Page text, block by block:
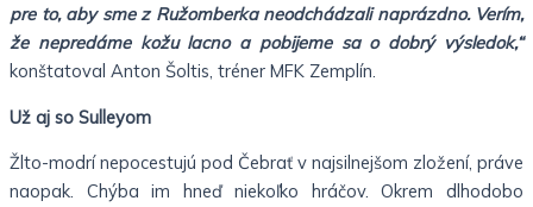
pre to, aby sme z Ružomberka neodchádzali naprázdno. Verím,
že nepredáme kožu lacno a pobijeme sa o dobrý výsledok,“
konštatoval Anton Šoltis, tréner MFK Zemplín.
Už aj so Sulleyom
Žlto-modrí nepocestujú pod Čebrať v najsilnejšom zložení, práve
naopak. Chýba im hneď niekoľko hráčov. Okrem dlhodobo